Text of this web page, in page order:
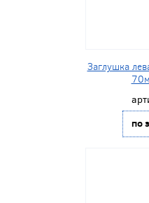
Заглушка
по